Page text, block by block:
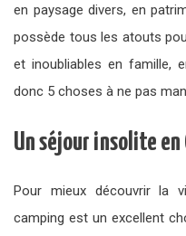
en paysage divers, en
possède tous les atouts
et inoubliables en famille,
donc 5 choses à ne pas
Un séjour insolite en
Pour mieux découvrir la
camping est un excellent